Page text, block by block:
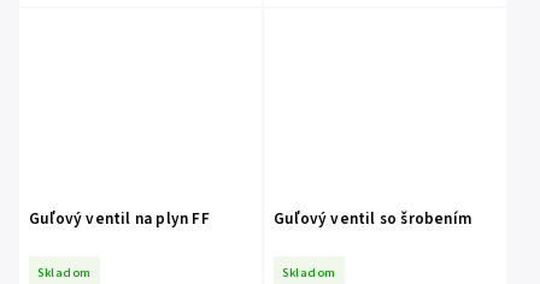
Guľový ventil na plyn FF
Skladom
Guľový ventil so šrobením
Skladom